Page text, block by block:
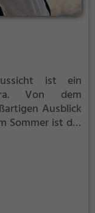
ist ein
Von dem
Ausblick
Sommer ist der
warmen und